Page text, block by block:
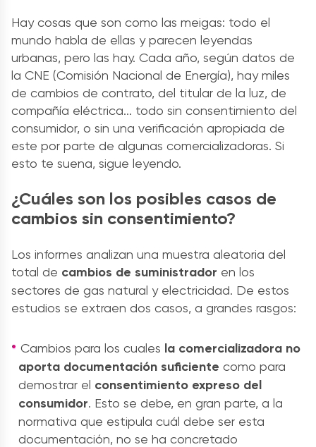
Hay cosas que son como las meigas: todo el
mundo habla de ellas y parecen leyendas
urbanas, pero las hay. Cada año, según datos de
la CNE (Comisión Nacional de Energía), hay miles
de cambios de contrato, del titular de la luz, de
compañía eléctrica... todo sin consentimiento del
consumidor, o sin una verificación apropiada de
este por parte de algunas comercializadoras. Si
esto te suena, sigue leyendo.
¿Cuáles son los posibles casos de
cambios sin consentimiento?
Los informes analizan una muestra aleatoria del
total de cambios de suministrador en los
sectores de gas natural y electricidad. De estos
estudios se extraen dos casos, a grandes rasgos:
Cambios para los cuales la comercializadora no
aporta documentación suficiente como para
demostrar el consentimiento expreso del
consumidor. Esto se debe, en gran parte, a la
normativa que estipula cuál debe ser esta
documentación, no se ha concretado